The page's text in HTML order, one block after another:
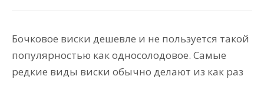
Бочковое виски дешевле и не пользуется такой
популярностью как односолодовое. Самые
редкие виды виски обычно делают из как раз